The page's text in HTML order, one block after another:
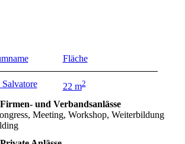
Fläche
Salvatore 22 m2
und Verbandsanlässe
Meeting, Workshop, Weiterbildung